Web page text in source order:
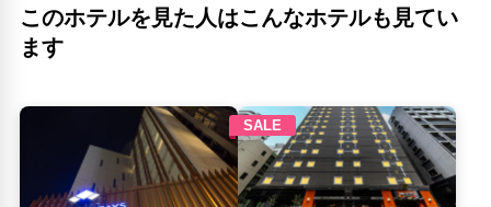
銀座(6.85km)
このホテルを見た人はこんなホテルも見てい
ます